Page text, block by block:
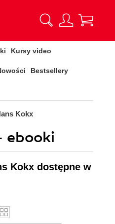
Kursy video
Bestsellery
Kokx
ebooki
Kokx dostępne w